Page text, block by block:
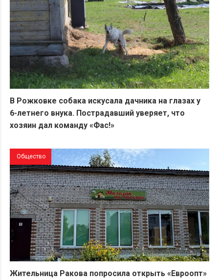
В Рожковке собака искусала дачника на глазах у
6-летнего внука. Пострадавший уверяет, что
хозяин дал команду «Фас!»
Общество
Жительница Ракова попросила открыть «Евроопт»